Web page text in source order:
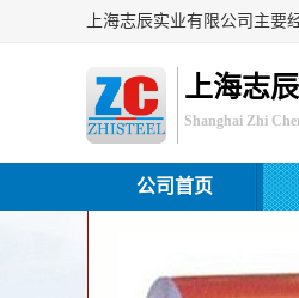
上海志
Shanghai Zhi
公司首页